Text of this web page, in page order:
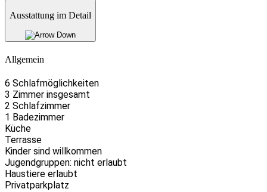
Ausstattung im Detail
Allgemein
6 Schlafmöglichkeiten
3 Zimmer insgesamt
2 Schlafzimmer
1 Badezimmer
Küche
Terrasse
Kinder sind willkommen
Jugendgruppen: nicht erlaubt
Haustiere erlaubt
Privatparkplatz